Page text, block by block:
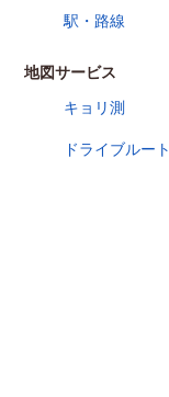
駅・路線
地図サービス
キョリ測
ドライブルート